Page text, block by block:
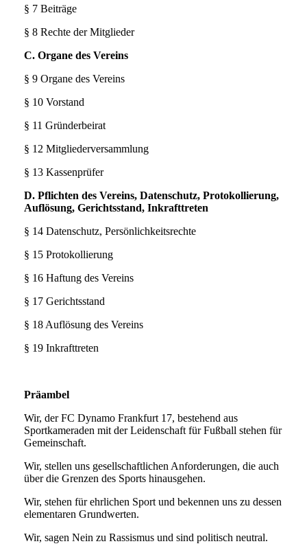
§ 7 Beiträge
§ 8 Rechte der Mitglieder
C. Organe des Vereins
§ 9 Organe des Vereins
§ 10 Vorstand
§ 11 Gründerbeirat
§ 12 Mitgliederversammlung
§ 13 Kassenprüfer
D. Pflichten des Vereins, Datenschutz, Protokollierung,
Auflösung, Gerichtsstand, Inkrafttreten
§ 14 Datenschutz, Persönlichkeitsrechte
§ 15 Protokollierung
§ 16 Haftung des Vereins
§ 17 Gerichtsstand
§ 18 Auflösung des Vereins
§ 19 Inkrafttreten
Präambel
Wir, der FC Dynamo Frankfurt 17, bestehend aus
Sportkameraden mit der Leidenschaft für Fußball stehen für
Gemeinschaft.
Wir, stellen uns gesellschaftlichen Anforderungen, die auch
über die Grenzen des Sports hinausgehen.
Wir, stehen für ehrlichen Sport und bekennen uns zu dessen
elementaren Grundwerten.
Wir, sagen Nein zu Rassismus und sind politisch neutral.